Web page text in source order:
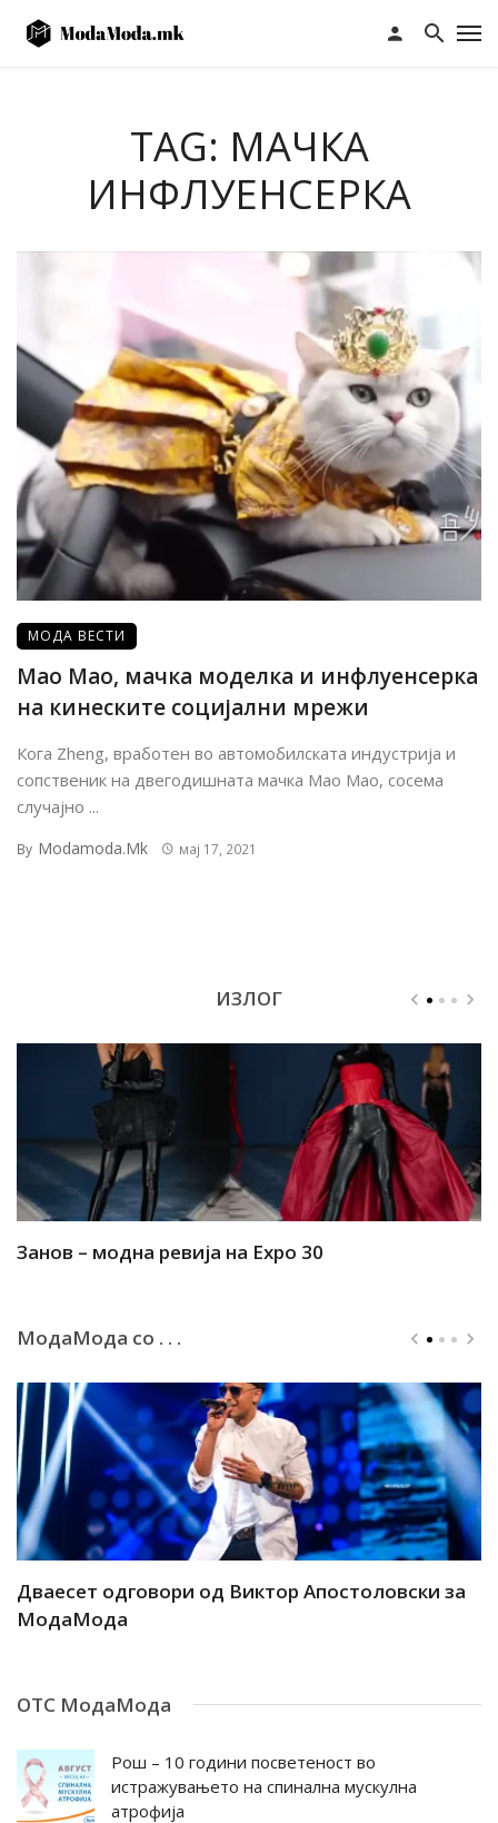
TAG: МАЧКА
ИНФЛУЕНСЕРКА
МОДА ВЕСТИ
Мао Мао, мачка моделка и инфлуенсерка
на кинеските социјални мрежи
Кога Zheng, вработен во автомобилската индустрија и
сопственик на двегодишната мачка Mao Mao, сосема
случајно ...
By Modamoda.mk мај 17, 2021
ИЗЛОГ
Занов – модна ревија на Expo 30
МодаМода со . . .
Дваесет одговори од Виктор Апостоловски за
МодаМода
ОТС МодаМода
Рош – 10 години посветеност во
истражувањето на спинална мускулна
атрофија